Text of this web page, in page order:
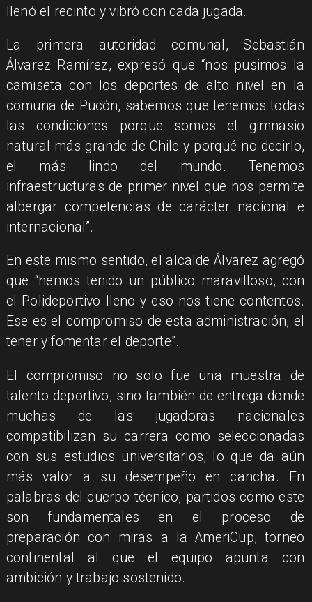
llenó el recinto y vibró con cada jugada.
La primera autoridad comunal, Sebastián
Álvarez Ramírez, expresó que “nos pusimos la
camiseta con los deportes de alto nivel en la
comuna de Pucón, sabemos que tenemos todas
las condiciones porque somos el gimnasio
natural más grande de Chile y porqué no decirlo,
el más lindo del mundo. Tenemos
infraestructuras de primer nivel que nos permite
albergar competencias de carácter nacional e
internacional”.
En este mismo sentido, el alcalde Álvarez agregó
que “hemos tenido un público maravilloso, con
el Polideportivo lleno y eso nos tiene contentos.
Ese es el compromiso de esta administración, el
tener y fomentar el deporte”.
El compromiso no solo fue una muestra de
talento deportivo, sino también de entrega donde
muchas de las jugadoras nacionales
compatibilizan su carrera como seleccionadas
con sus estudios universitarios, lo que da aún
más valor a su desempeño en cancha. En
palabras del cuerpo técnico, partidos como este
son fundamentales en el proceso de
preparación con miras a la AmeriCup, torneo
continental al que el equipo apunta con
ambición y trabajo sostenido.